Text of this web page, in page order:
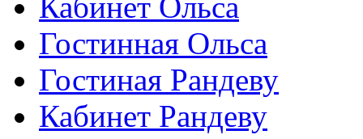
Гостинная Ольса
Гостиная Рандеву
Кабинет Рандеву